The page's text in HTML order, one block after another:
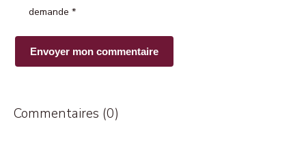
demande *
Commentaires (0)